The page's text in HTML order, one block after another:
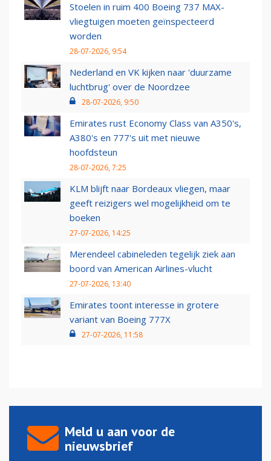
Stoelen in ruim 400 Boeing 737 MAX-
vliegtuigen moeten geïnspecteerd
worden
28-07-2026, 9:54
Nederland en VK kijken naar 'duurzame
luchtbrug' over de Noordzee
28-07-2026, 9:50
Emirates rust Economy Class van A350's,
A380's en 777's uit met nieuwe
hoofdsteun
28-07-2026, 7:25
KLM blijft naar Bordeaux vliegen, maar
geeft reizigers wel mogelijkheid om te
boeken
27-07-2026, 14:25
Merendeel cabineleden tegelijk ziek aan
boord van American Airlines-vlucht
27-07-2026, 13:40
Emirates toont interesse in grotere
variant van Boeing 777X
27-07-2026, 11:58
Meld u aan voor de
nieuwsbrief